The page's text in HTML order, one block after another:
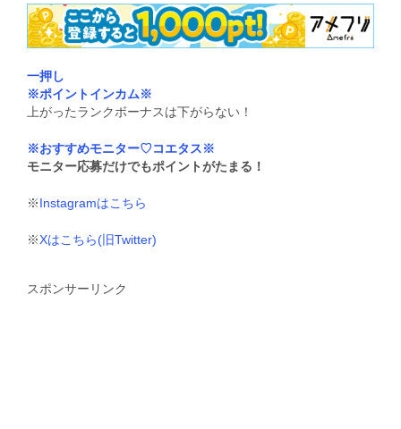
一押し
※ポイントインカム※
上がったランクボーナスは下がらない！
※おすすめモニター♡コエタス※
モニター応募だけでもポイントがたまる！
※Instagramはこちら
※Xはこちら(旧Twitter)
スポンサーリンク